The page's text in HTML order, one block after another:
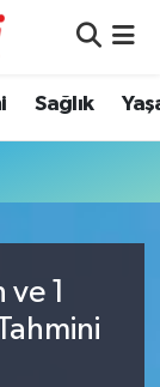
Sağlık
1